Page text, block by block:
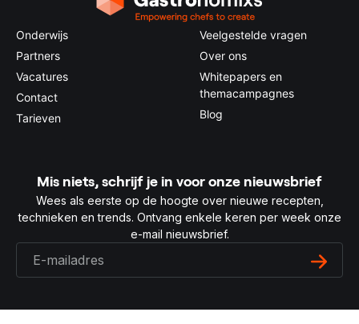
Onderwijs
Partners
Vacatures
Contact
Tarieven
Veelgestelde vragen
Over ons
Whitepapers en
themacampagnes
Blog
Mis niets, schrijf je in voor onze nieuwsbrief
Wees als eerste op de hoogte over nieuwe recepten,
technieken en trends. Ontvang enkele keren per week onze
e-mail nieuwsbrief.